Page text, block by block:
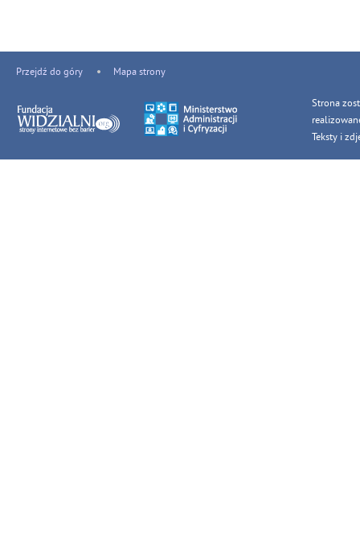
Przejdź do góry Mapa strony
Strona
Teksty i